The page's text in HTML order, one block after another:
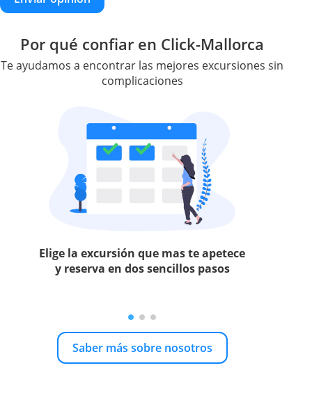
Por qué confiar en Click-Mallorca
Te ayudamos a encontrar las mejores excursiones sin
complicaciones
Elige la excursión que mas te apetece
y reserva en dos sencillos pasos
Saber más sobre nosotros